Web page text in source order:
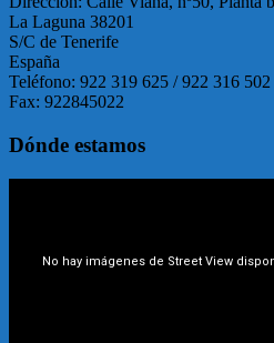
La Laguna 38201
S/C de Tenerife
España
Teléfono: 922 319 625 / 922 316
Fax: 922845022
Dónde estamos